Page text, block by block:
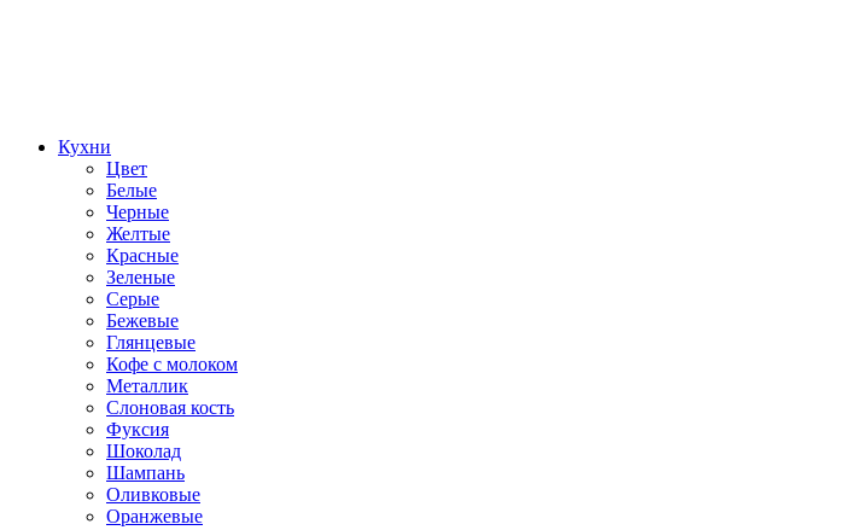
Кухни
Цвет
Белые
Черные
Желтые
Красные
Зеленые
Серые
Бежевые
Глянцевые
Кофе с молоком
Металлик
Слоновая кость
Фуксия
Шоколад
Шампань
Оливковые
Оранжевые